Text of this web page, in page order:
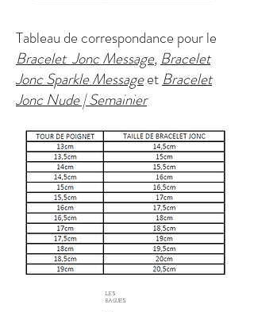
Tableau de correspondance pour le
Bracelet Jonc Message, Bracelet
Jonc Sparkle Messageet Bracelet
Jonc Nude | Semainier
LES
BAGUES